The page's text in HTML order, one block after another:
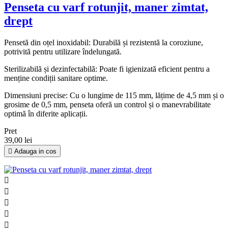
Penseta cu varf rotunjit, maner zimtat,
drept
Pensetă din oțel inoxidabil: Durabilă și rezistentă la coroziune,
potrivită pentru utilizare îndelungată.
Sterilizabilă și dezinfectabilă: Poate fi igienizată eficient pentru a
menține condiții sanitare optime.
Dimensiuni precise: Cu o lungime de 115 mm, lățime de 4,5 mm și o
grosime de 0,5 mm, penseta oferă un control și o manevrabilitate
optimă în diferite aplicații.
Pret
39,00 lei
 Adauga in cos




